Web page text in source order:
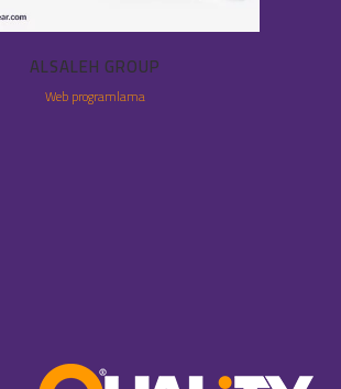
ALSALEH GROUP
Web programlama